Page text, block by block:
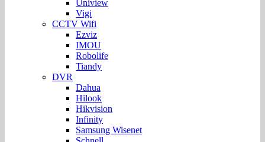
Uniview
Vigi
CCTV Wifi
Ezviz
IMOU
Robolife
Tiandy
DVR
Dahua
Hilook
Hikvision
Infinity
Samsung Wisenet